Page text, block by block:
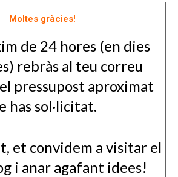
Moltes gràcies!
de 24 hores (en dies
rebràs al teu correu
el pressupost aproximat
has sol·licitat.
et convidem a visitar el
i anar agafant idees!